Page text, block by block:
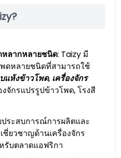
ลากหลายชนิด: Taizy มี
ดหลายชนิดที่สามารถใช้
แห้งข้าวโพด, เครื่องจักร
งจักรแปรรูปข้าวโพด, โรงสี
ประสบการณ์การผลิตและ
ชี่ยวชาญด้านเครื่องจักร
รับตลาดแอฟริกา